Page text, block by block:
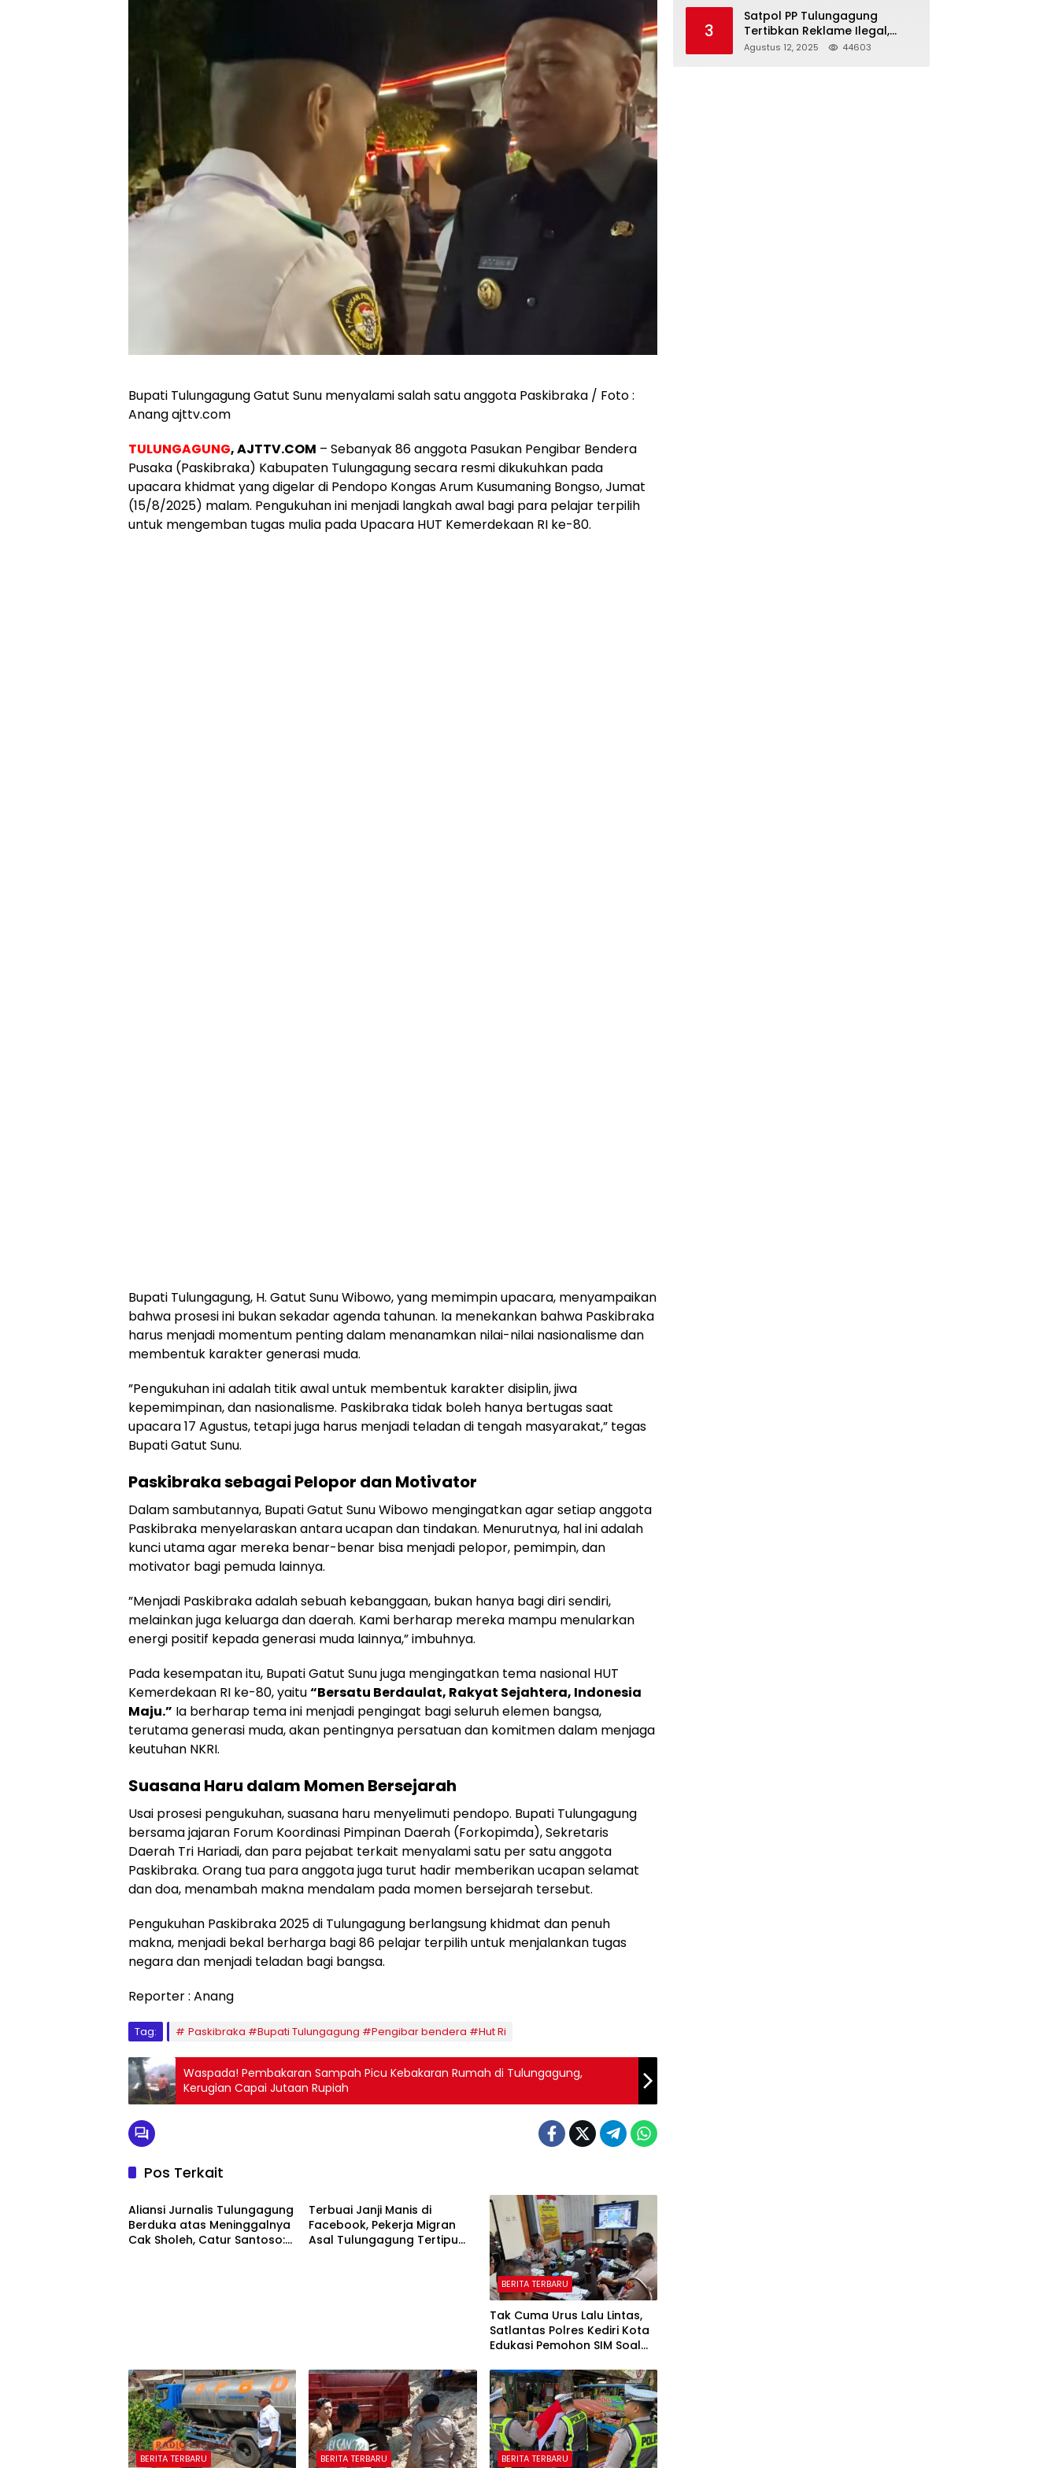
Bupati Tulungagung Gatut Sunu menyalami salah satu anggota Paskibraka / Foto :
Anang ajttv.com
TULUNGAGUNG, AJTTV.COM – Sebanyak 86 anggota Pasukan Pengibar Bendera
Pusaka (Paskibraka) Kabupaten Tulungagung secara resmi dikukuhkan pada
upacara khidmat yang digelar di Pendopo Kongas Arum Kusumaning Bongso, Jumat
(15/8/2025) malam. Pengukuhan ini menjadi langkah awal bagi para pelajar terpilih
untuk mengemban tugas mulia pada Upacara HUT Kemerdekaan RI ke-80.
​Bupati Tulungagung, H. Gatut Sunu Wibowo, yang memimpin upacara, menyampaikan
bahwa prosesi ini bukan sekadar agenda tahunan. Ia menekankan bahwa Paskibraka
harus menjadi momentum penting dalam menanamkan nilai-nilai nasionalisme dan
membentuk karakter generasi muda.
​”Pengukuhan ini adalah titik awal untuk membentuk karakter disiplin, jiwa
kepemimpinan, dan nasionalisme. Paskibraka tidak boleh hanya bertugas saat
upacara 17 Agustus, tetapi juga harus menjadi teladan di tengah masyarakat,” tegas
Bupati Gatut Sunu.
Paskibraka sebagai Pelopor dan Motivator
​Dalam sambutannya, Bupati Gatut Sunu Wibowo mengingatkan agar setiap anggota
Paskibraka menyelaraskan antara ucapan dan tindakan. Menurutnya, hal ini adalah
kunci utama agar mereka benar-benar bisa menjadi pelopor, pemimpin, dan
motivator bagi pemuda lainnya.
​”Menjadi Paskibraka adalah sebuah kebanggaan, bukan hanya bagi diri sendiri,
melainkan juga keluarga dan daerah. Kami berharap mereka mampu menularkan
energi positif kepada generasi muda lainnya,” imbuhnya.
​Pada kesempatan itu, Bupati Gatut Sunu juga mengingatkan tema nasional HUT
Kemerdekaan RI ke-80, yaitu“Bersatu Berdaulat, Rakyat Sejahtera, Indonesia
Maju.” Ia berharap tema ini menjadi pengingat bagi seluruh elemen bangsa,
terutama generasi muda, akan pentingnya persatuan dan komitmen dalam menjaga
keutuhan NKRI.
Suasana Haru dalam Momen Bersejarah
​Usai prosesi pengukuhan, suasana haru menyelimuti pendopo. Bupati Tulungagung
bersama jajaran Forum Koordinasi Pimpinan Daerah (Forkopimda), Sekretaris
Daerah Tri Hariadi, dan para pejabat terkait menyalami satu per satu anggota
Paskibraka. Orang tua para anggota juga turut hadir memberikan ucapan selamat
dan doa, menambah makna mendalam pada momen bersejarah tersebut.
​Pengukuhan Paskibraka 2025 di Tulungagung berlangsung khidmat dan penuh
makna, menjadi bekal berharga bagi 86 pelajar terpilih untuk menjalankan tugas
negara dan menjadi teladan bagi bangsa.
Reporter : Anang
Tag: Paskibraka #Bupati Tulungagung #Pengibar bendera #Hut Ri
Waspada! Pembakaran Sampah Picu Kebakaran Rumah di Tulungagung,
Kerugian Capai Jutaan Rupiah
Pos Terkait
BERITA TERBARU
Aliansi Jurnalis Tulungagung
Berduka atas Meninggalnya
Cak Sholeh, Catur Santoso:
Terbuai Janji Manis di
Facebook, Pekerja Migran
Asal Tulungagung Tertipu
BERITA TERBARU
Tak Cuma Urus Lalu Lintas,
Satlantas Polres Kediri Kota
Edukasi Pemohon SIM Soal
BERITA TERBARU BERITA TERBARU BERITA TERBARU
3
Satpol PP Tulungagung
Tertibkan Reklame Ilegal,
Wujudkan Kota yang Rapi
Agustus 12, 2025 44603